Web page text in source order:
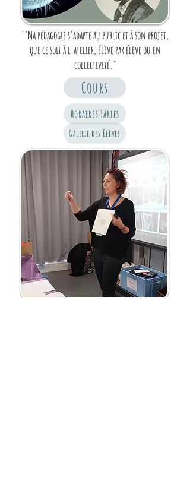
'"Ma pédagogie s'adapte au public et à son projet,
que ce soit à l'atelier, élève par élève ou en
collectivité."
Cours
Horaires Tarifs
Galerie des Élèves